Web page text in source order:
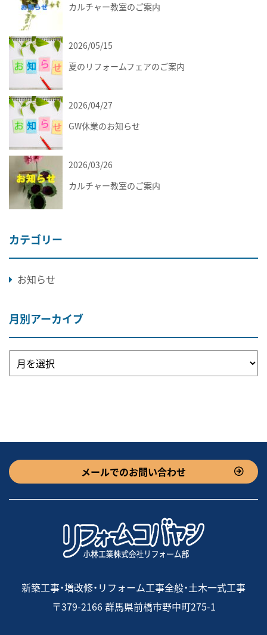
カルチャー教室のご案内
2026/05/15
夏のリフォームフェアのご案内
2026/04/27
GW休業のお知らせ
2026/03/26
カルチャー教室のご案内
カテゴリー
お知らせ
月別アーカイブ
メールでのお問い合わせ
新築工事・増改修・リフォーム工事全般・土木一式工事
〒379-2166 群馬県前橋市野中町275-1